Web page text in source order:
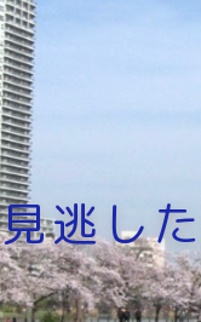
見逃し